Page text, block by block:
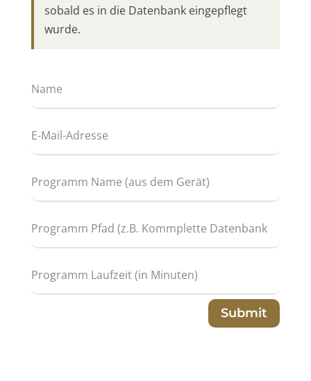
sobald es in die Datenbank eingepflegt
wurde.
Submit